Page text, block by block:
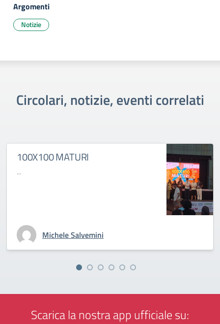
Argomenti
Notizie
Circolari, notizie, eventi correlati
100X100 MATURI
...
Michele Salvemini
Scarica la nostra app ufficiale su: